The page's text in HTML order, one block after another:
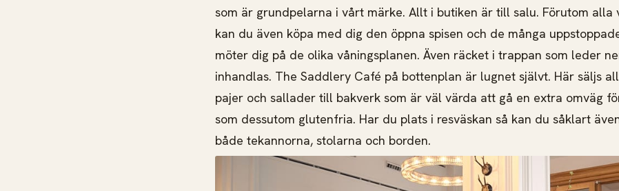
som är grundpelarna i vårt märke. Allt i butiken är till salu. Förutom alla
kan du även köpa med dig den öppna spisen och de många
möter dig på de olika våningsplanen. Även räcket i trappan som leder
inhandlas. The Saddlery Café på bottenplan är lugnet självt. Här säljs
pajer och sallader till bakverk som är väl värda att gå en extra omväg
som dessutom glutenfria. Har du plats i resväskan så kan du såklart
både tekannorna, stolarna och borden.